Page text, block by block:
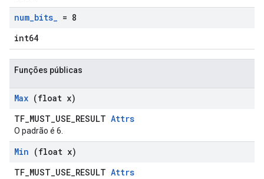
num_bits_ = 8
int64
Funções públicas
Max (float x)
TF_MUST_USE_RESULT Attrs
O padrão é 6.
Min (float x)
TF_MUST_USE_RESULT Attrs